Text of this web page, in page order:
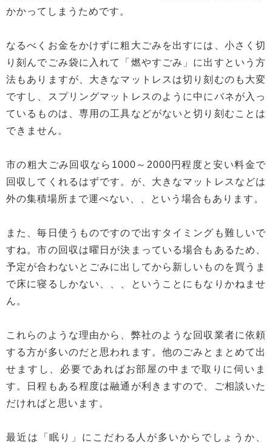
かかってしまうためです。
なるべくお金をかけずに粗大ごみを出すには、小さく切
り刻んでごみ袋に入れて「燃やすごみ」に出すという方
法もありますが、大きなマットレスは切り刻むのも大変
ですし、スプリングマットレスのように中にバネが入っ
ているものは、専用の工具などがないと切り刻むことは
できません。
市の粗大ごみ回収なら1000～2000円程度と安い料金で
回収してくれるはずです。が、大きなマットレスなどは
外の集積場所まで運べない、、という場合もあります。
また、毎日使うものですので出すタイミングも難しいで
すね。市の回収は曜日が決まっている場合もあるため、
予定が合わないとごみに出してから新しいものを買うま
で床に寝るしかない、、、ということにもなりかねませ
ん。
これらのような理由から、弊社のような回収業者に依頼
する方が多いのだと思われます。他のごみとまとめて出
せますし、必要であればお部屋の中まで取りに伺いま
す。日程もある程度は融通が利きますので、ご相談いた
だければと思います。
最近は「眠り」にこだわる人が多いからでしょうか、